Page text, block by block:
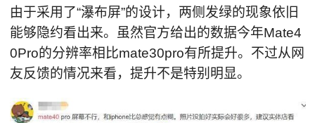
由于采用了“瀑布屏”的设计，两侧发绿的现象依旧
能够隐约看出来。虽然官方给出的数据今年Mate4
0Pro的分辨率相比mate30pro有所提升。不过从网
友反馈的情况来看，提升不是特别明显。